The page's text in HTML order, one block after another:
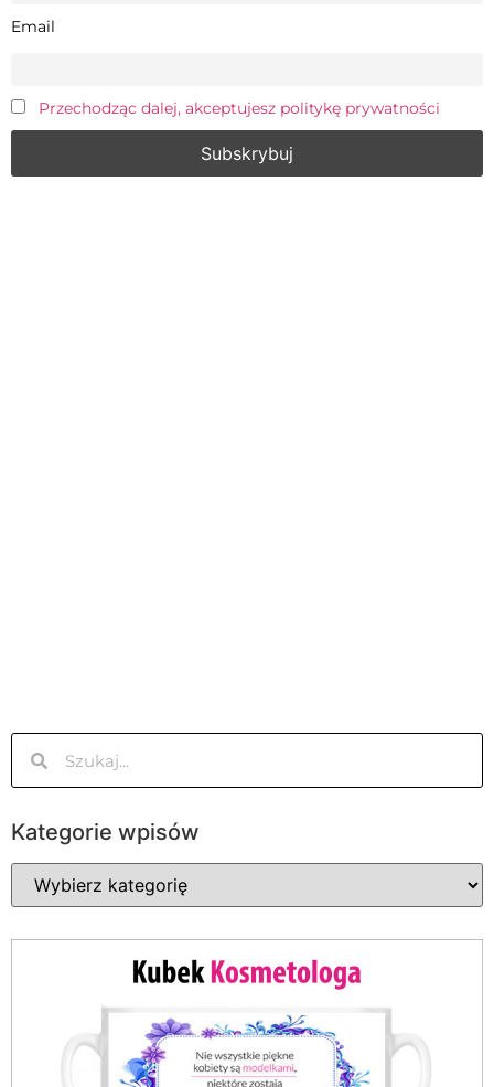
Email
Przechodząc dalej, akceptujesz politykę prywatności
Kategorie wpisów